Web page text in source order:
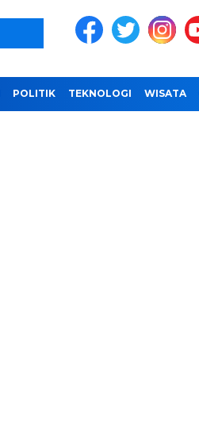
POLITIK TEKNOLOGI WISATA